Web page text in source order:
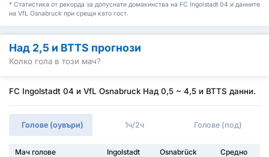
* Статистика от рекорда за допуснати домакинства на FC Ingolstadt 04 и данните
на VfL Osnabruck при срещи като гост.
Над 2,5 и BTTS прогнози
Колко гола в този мач?
FC Ingolstadt 04 и VfL Osnabruck Над 0,5 ~ 4,5 и BTTS данни.
Голове (оувъри) 1ч/2ч Голове (под)
Мач голове Ingolstadt Osnabrück
Средно